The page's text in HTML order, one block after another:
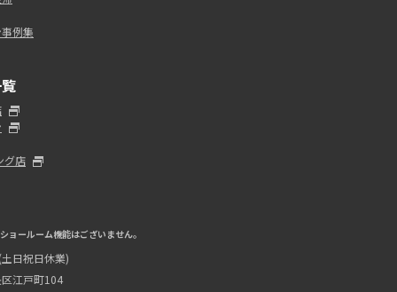
例集
グ店
ョールーム機能はございません。
日祝日休業)
江戸町104